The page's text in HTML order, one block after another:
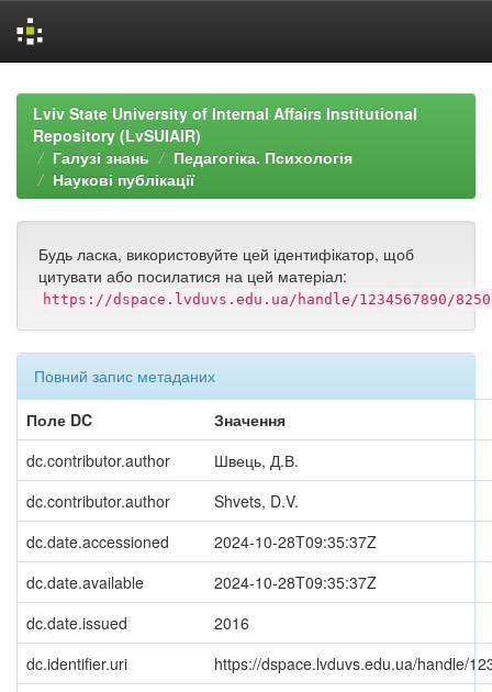
navigationLviv State University of Internal Affairs Institutional
Repository (LvSUIAIR)
Галузі знань
Педагогіка. Психологія
Наукові публікації
Будь ласка, використовуйте цей ідентифікатор, щоб
цитувати або посилатися на цей матеріал:
https://dspace.lvduvs.edu.ua/handle/1234567890/8250
Повний запис метаданих
Поле DC
Значення
dc.contributor.author
Швець, Д.В.
dc.contributor.author
Shvets, D.V.
dc.date.accessioned
2024-10-28T09:35:37Z
dc.date.available
2024-10-28T09:35:37Z
dc.date.issued
2016
dc.identifier.uri
https://dspace.lvduvs.edu.ua/handle/